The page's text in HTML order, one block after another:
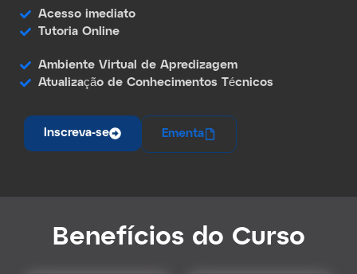
Acesso imediato
Tutoria Online
Ambiente Virtual de Apredizagem
Atualização de Conhecimentos Técnicos
Inscreva-se Ementa
Benefícios do Curso